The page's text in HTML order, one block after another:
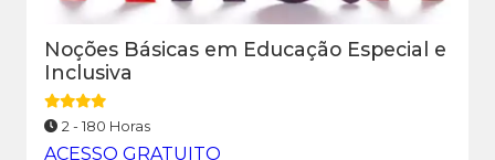
Noções Básicas em Educação Especial e
Inclusiva
2 - 180 Horas
ACESSO GRATUITO